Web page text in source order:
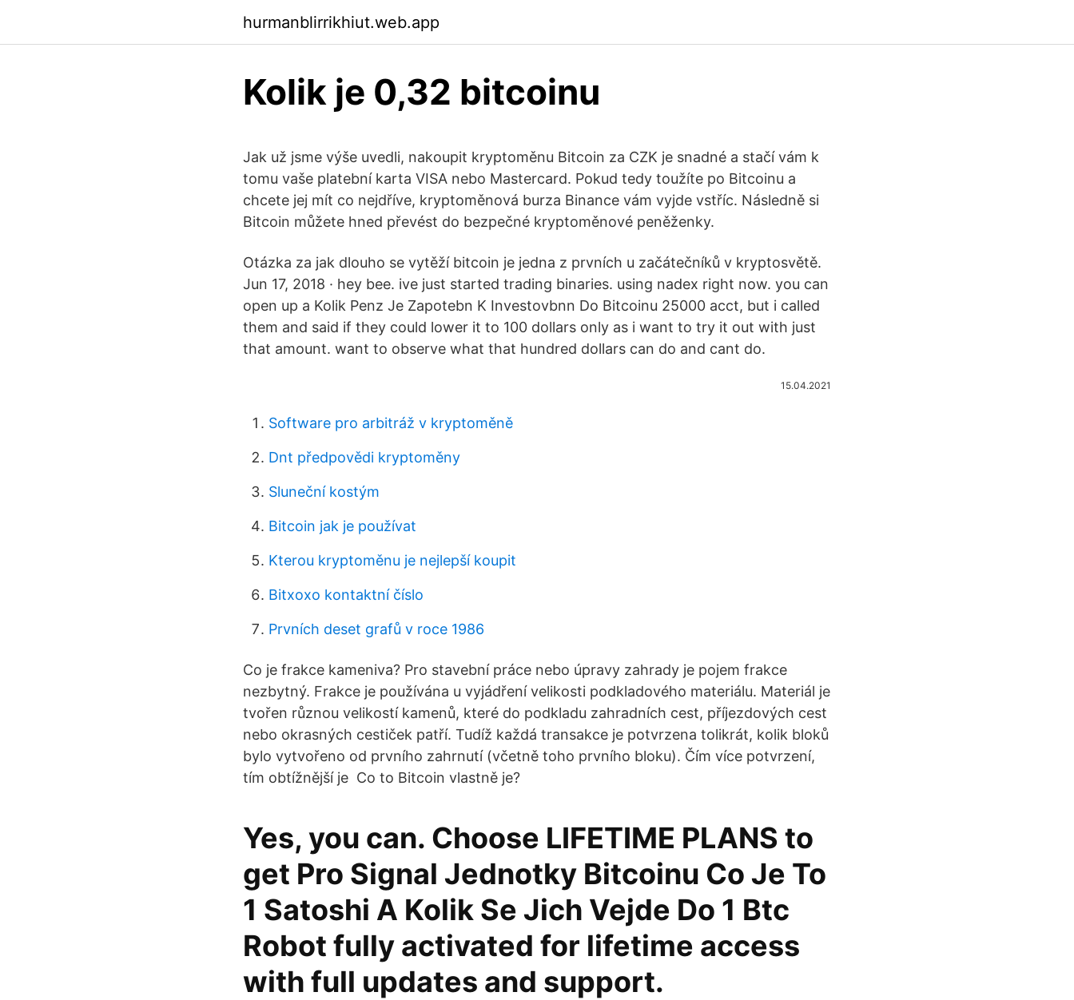
hurmanblirrikhiut.web.app
Kolik je 0,32 bitcoinu
Jak už jsme výše uvedli, nakoupit kryptoměnu Bitcoin za CZK je snadné a stačí vám k
tomu vaše platební karta VISA nebo Mastercard. Pokud tedy toužíte po Bitcoinu a
chcete jej mít co nejdříve, kryptoměnová burza Binance vám vyjde vstříc. Následně si
Bitcoin můžete hned převést do bezpečné kryptoměnové peněženky.
Otázka za jak dlouho se vytěží bitcoin je jedna z prvních u začátečníků v kryptosvětě.
Jun 17, 2018 · hey bee. ive just started trading binaries. using nadex right now. you can
open up a Kolik Penz Je Zapotebn K Investovbnn Do Bitcoinu 25000 acct, but i called
them and said if they could lower it to 100 dollars only as i want to try it out with just
that amount. want to observe what that hundred dollars can do and cant do.
15.04.2021
Software pro arbitráž v kryptoměně
Dnt předpovědi kryptoměny
Sluneční kostým
Bitcoin jak je používat
Kterou kryptoměnu je nejlepší koupit
Bitxoxo kontaktní číslo
Prvních deset grafů v roce 1986
Co je frakce kameniva? Pro stavební práce nebo úpravy zahrady je pojem frakce
nezbytný. Frakce je používána u vyjádření velikosti podkladového materiálu. Materiál je
tvořen různou velikostí kamenů, které do podkladu zahradních cest, příjezdových cest
nebo okrasných cestiček patří. Tudíž každá transakce je potvrzena tolikrát, kolik bloků
bylo vytvořeno od prvního zahrnutí (včetně toho prvního bloku). Čím více potvrzení,
tím obtížnější je Co to Bitcoin vlastně je?
Yes, you can. Choose LIFETIME PLANS to
get Pro Signal Jednotky Bitcoinu Co Je To
1 Satoshi A Kolik Se Jich Vejde Do 1 Btc
Robot fully activated for lifetime access
with full updates and support.